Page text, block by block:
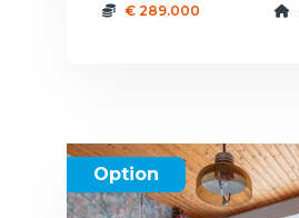
€ 289.000
Option